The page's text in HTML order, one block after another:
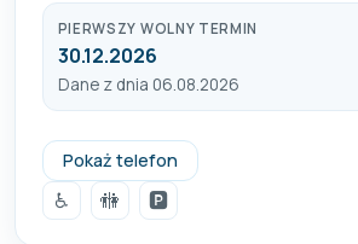
PIERWSZY WOLNY TERMIN
30.12.2026
Dane z dnia 06.08.2026
Pokaż telefon
41 366 38 60
♿
🚻 🅿️